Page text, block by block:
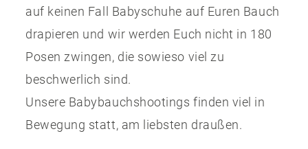
auf keinen Fall Babyschuhe auf Euren Bauch
drapieren und wir werden Euch nicht in 180
Posen zwingen, die sowieso viel zu
beschwerlich sind.
Unsere Babybauchshootings finden viel in
Bewegung statt, am liebsten draußen.